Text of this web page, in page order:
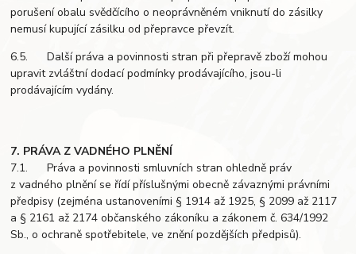
porušení obalu svědčícího o neoprávněném vniknutí do zásilky
nemusí kupující zásilku od přepravce převzít.
6.5. Další práva a povinnosti stran při přepravě zboží mohou
upravit zvláštní dodací podmínky prodávajícího, jsou-li
prodávajícím vydány.
7. PRÁVA Z VADNÉHO PLNĚNÍ
7.1. Práva a povinnosti smluvních stran ohledně práv
z vadného plnění se řídí příslušnými obecně závaznými právními
předpisy (zejména ustanoveními § 1914 až 1925, § 2099 až 2117
a § 2161 až 2174 občanského zákoníku a zákonem č. 634/1992
Sb., o ochraně spotřebitele, ve znění pozdějších předpisů).